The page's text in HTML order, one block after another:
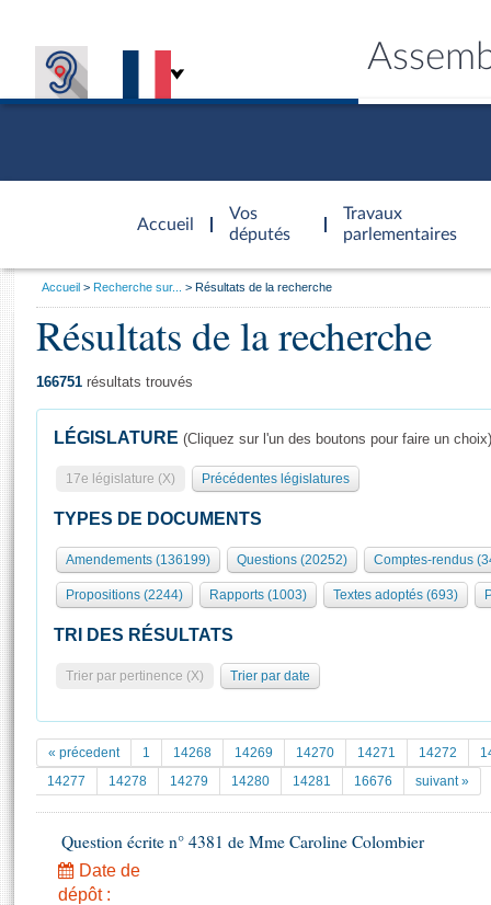
Accueil
d'accueil
Vos
députés
Travaux
parlementaires
Présidence
577 députés
Groupes politiques
Séance publique
Commissions et autres organes
Europe et International
Pétitions
Documents parlementaires
Projets de loi
Propositions de loi
Amendements
Textes adoptés
Général
Rôle et pouvoirs de l'Assemblée
Organisation de l'Assemblée
Présidence Conférence des Présidents Bureau Collège des
Statistiques et chiffres clés
Documents de référence
( Constitution | Règlement de l'Assemblée ... )
Histoire
Juniors
Visiter l'Assemblée
Visite virtuelle du palais Bourbon
Assister à une séance
La Bibliothèque
Les archives
Photos libres de droit
Vous
Accueil Recherche sur... Résultats de la recherche
Résultats de la recherche
166751 résultats trouvés
LÉGISLATURE (Cliquez sur l'un des boutons pour faire un choix)
17e législature (X) Précédentes législatures
TYPES DE DOCUMENTS
Amendements (136199) Questions (20252) Comptes-rendus
Propositions (2244) Rapports (1003) Textes adoptés (693)
TRI DES RÉSULTATS
Trier par pertinence (X) Trier par date
« précedent 1 14268 14269 14270 14271 14272
14277
14278 14279 14280 14281 16676 suivant »
Question écrite n° 4381 de Mme Caroline Colombier
Date de
dépôt :